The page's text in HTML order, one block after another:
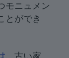
モニュメン
とができ
古い家